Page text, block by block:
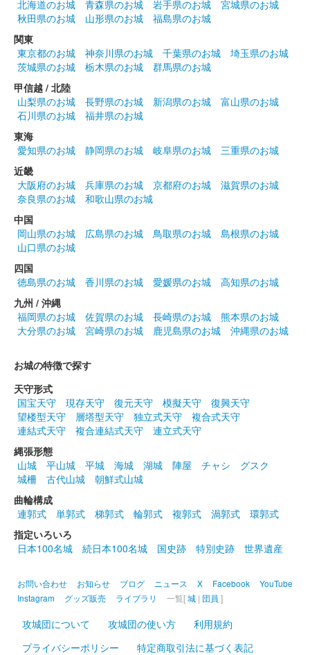
北海道のお城
青森県のお城 岩手県のお城
宮城県のお城
秋田県のお城
山形県のお城
福島県のお城
関東
東京都のお城
神奈川県のお城 千葉県のお城
埼玉県のお城
茨城県のお城
栃木県のお城
群馬県のお城
甲信越 / 北陸
山梨県のお城
長野県のお城 新潟県のお城
富山県のお城
石川県のお城
福井県のお城
東海
愛知県のお城
静岡県のお城 岐阜県のお城
三重県のお城
近畿
大阪府のお城
兵庫県のお城 京都府のお城
滋賀県のお城
奈良県のお城
和歌山県のお城
中国
岡山県のお城
広島県のお城 鳥取県のお城
島根県のお城
山口県のお城
四国
徳島県のお城
香川県のお城 愛媛県のお城
高知県のお城
九州 / 沖縄
福岡県のお城
佐賀県のお城 長崎県のお城
熊本県のお城
大分県のお城
宮崎県のお城 鹿児島県のお城 沖縄県のお城
お城の特徴で探す
天守形式
国宝天守
現存天守 復元天守 模擬天守
復興天守
望楼型天守
層塔型天守 独立式天守
複合式天守
連結式天守
複合連結式天守
連立式天守
縄張形態
山城
平山城 平城 海城 湖城 陣屋 チャシ
グスク
城柵
古代山城
朝鮮式山城
曲輪構成
連郭式
単郭式 梯郭式 輪郭式 複郭式 渦郭式
環郭式
指定いろいろ
日本100名城
続日本100名城 国史跡 特別史跡 世界遺産
お問い合わせ お知らせ ブログ ニュース X Facebook
YouTube
Instagram
グッズ販売 ライブラリ 一覧[城 | 団員 ]
攻城団について 攻城団の使い方
利用規約
プライバシーポリシー
特定商取引法に基づく表記